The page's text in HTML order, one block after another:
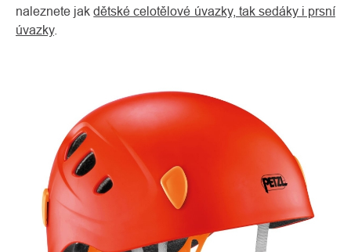
naleznete jakdětské celotělové úvazky, tak sedáky i prsní
úvazky.